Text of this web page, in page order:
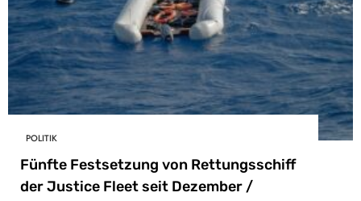
POLITIK
Fünfte Festsetzung von Rettungsschiff
der Justice Fleet seit Dezember /